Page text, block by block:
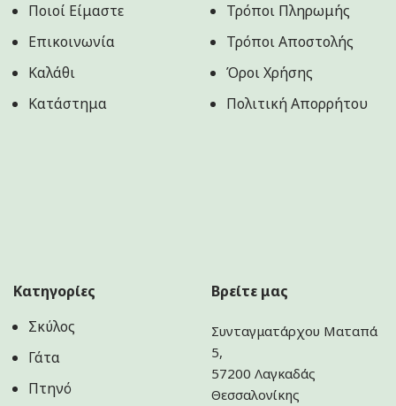
Ποιοί Είμαστε
Επικοινωνία
Καλάθι
Κατάστημα
Τρόποι Πληρωμής
Τρόποι Αποστολής
Όροι Χρήσης
Πολιτική Aπορρήτου
Κατηγορίες
Σκύλος
Γάτα
Πτηνό
Βρείτε μας
Συνταγματάρχου Ματαπά
5,
57200 Λαγκαδάς
Θεσσαλονίκης